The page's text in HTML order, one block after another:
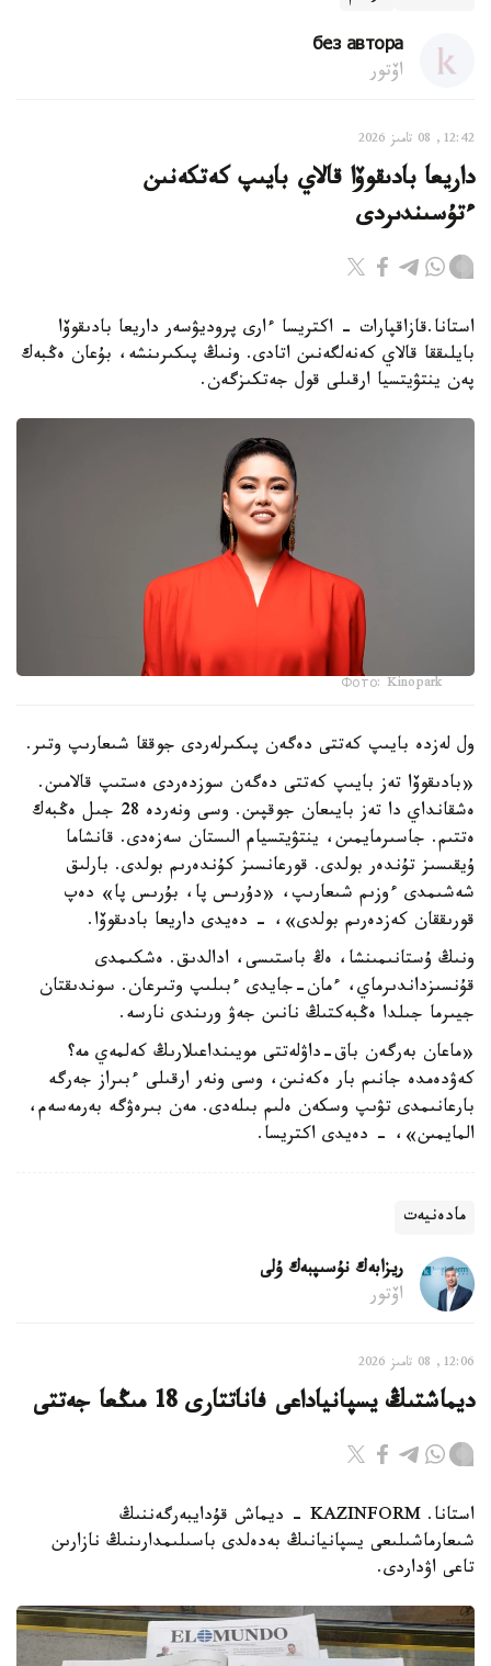
без автора
اۆتور
12:42, 08 تامىز 2026
داريعا بادىقوۆا قالاي بايىپ كەتكەنىن
ءتۇسىندىردى
استانا.قازاقپارات - اكتريسا ءارى پروديۋسەر داريعا بادىقوۆا
بايلىققا قالاي كەنەلگەنىن اتادى. ونىڭ پىكىرىنشە، بۇعان ەڭبەك
پەن ينتۋيتسيا ارقىلى قول جەتكىزگەن.
Фото: Kinopark
ول لەزدە بايىپ كەتتى دەگەن پىكىرلەردى جوققا شىعارىپ وتىر.
«بادىقوۆا تەز بايىپ كەتتى دەگەن سوزدەردى ەستىپ قالامىن.
ەشقانداي دا تەز بايىعان جوقپىن. وسى ونەردە 28 جىل ەڭبەك
ەتتىم. جاسىرمايمىن، ينتۋيتسيام الىستان سەزەدى. قانشاما
ۇيقىسىز تۇندەر بولدى. قورعانسىز كۇندەرىم بولدى. بارلىق
شەشىمدى ءوزىم شىعارىپ، «دۇرىس پا، بۇرىس پا» دەپ
قورىققان كەزدەرىم بولدى»، - دەيدى داريعا بادىقوۆا.
ونىڭ ۇستانىمىنشا، ەڭ باستىسى، ادالدىق. ەشكىمدى
قۇنسىزداندىرماي، ءمان-جايدى ءبىلىپ وتىرعان. سوندىقتان
جيىرما جىلدا ەڭبەكتىڭ نانىن جەۋ ورىندى نارسە.
«ماعان بەرگەن باق-داۋلەتتى مويىنداعىلارىڭ كەلمەي مە؟
كەۋدەمدە جانىم بار ەكەنىن، وسى ونەر ارقىلى ءبىراز جەرگە
بارعانىمدى تۋىپ وسكەن ەلىم بىلەدى. مەن بىرەۋگە بەرمەسەم،
المايمىن»، - دەيدى اكتريسا.
مادەنيەت
ريزابەك نۇسىپبەك ۇلى
اۆتور
12:06, 08 تامىز 2026
ديماشتىڭ يسپانياداعى فاناتتارى 18 مىڭعا جەتتى
استانا. KAZINFORM - ديماش قۇدايبەرگەننىڭ
شىعارماشىلىعى يسپانيانىڭ بەدەلدى باسىلىمدارىنىڭ نازارىن
تاعى اۋداردى.